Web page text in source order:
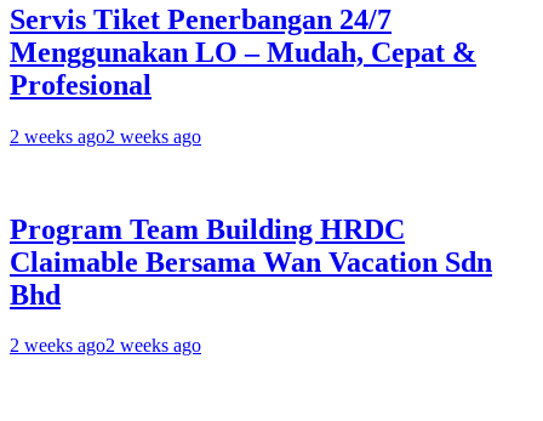
Servis Tiket Penerbangan 24/7
Menggunakan LO – Mudah, Cepat &
Profesional
2 weeks ago2 weeks ago
Program Team Building HRDC
Claimable Bersama Wan Vacation Sdn
Bhd
2 weeks ago2 weeks ago